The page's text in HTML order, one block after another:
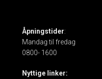
Åpningstider:
Mandag til fredag
0800- 1600
Nyttige linker: